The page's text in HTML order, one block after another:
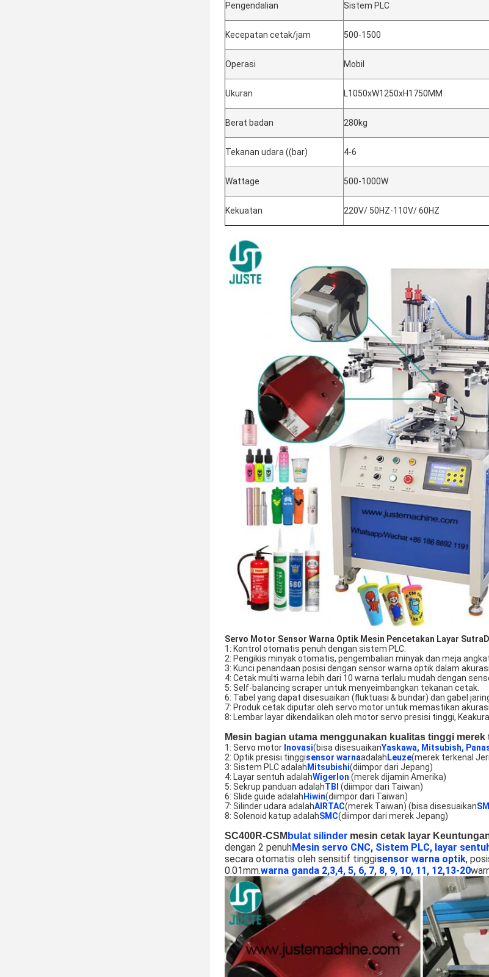
Pengendalian Sistem PLC
Kecepatan cetak/jam 500-1500
Operasi Mobil
Ukuran L1050xW1250xH1750MM
Berat badan 280kg
Tekanan udara ((bar) 4-6
Wattage 500-1000W
Kekuatan 220V/ 50HZ-110V/ 60HZ
Servo Motor Sensor Warna Optik Mesin Pencetakan Layar Sutra
1: Kontrol otomatis penuh dengan sistem PLC.
2: Pengikis minyak otomatis, pengembalian minyak dan meja
3: Kunci penandaan posisi dengan sensor warna optik dalam
4: Cetak multi warna lebih dari 10 warna terlalu mudah dengan
5: Self-balancing scraper untuk menyeimbangkan tekanan cetak.
6: Tabel yang dapat disesuaikan (fluktuasi & bundar) dan gabel
7: Produk cetak diputar oleh servo motor untuk memastikan
8: Lembar layar dikendalikan oleh motor servo presisi tinggi,
Mesin bagian utama menggunakan kualitas tinggi
1: Servo motor Inovasi(bisa disesuaikanYaskawa, Mitsubish,
2: Optik presisi tinggisensor warnaadalah Leuze(merek terkenal
3: Sistem PLC adalah Mitsubishi(diimpor dari Jepang)
4: Layar sentuh adalahWigerlon (merek dijamin Amerika)
5: Sekrup panduan adalahTBI (diimpor dari Taiwan)
6: Slide guide adalah Hiwin(diimpor dari Taiwan)
7: Silinder udara adalahAIRTAC(merek Taiwan) (bisa disesuaikan
8: Solenoid katup adalahSMC(diimpor dari merek Jepang)
SC400R-CSM bulat silinder mesin cetak layar
dengan 2 penuhMesin servo CNC, Sistem PLC, layar
secara otomatis oleh sensitif tinggisensor warna optik,
0.01mm.warna ganda 2,3,4, 5, 6, 7, 8, 9, 10, 11, 12,13-20